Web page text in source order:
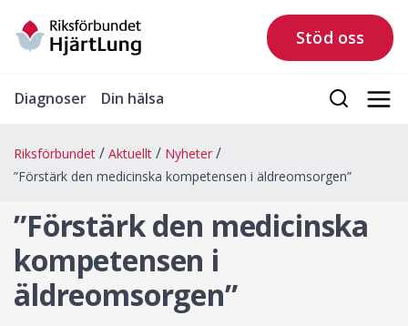
Stöd oss
Diagnoser Din hälsa
Riksförbundet Aktuellt
Nyheter
”Förstärk den medicinska kompetensen i äldreomsorgen”
”Förstärk den medicinska
kompetensen i
äldreomsorgen”